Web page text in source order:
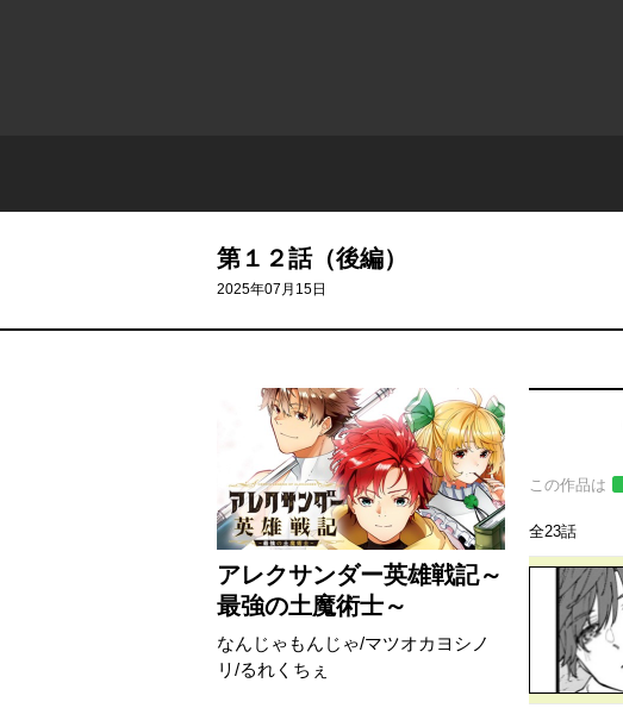
第１２話（後編）
2025年07月15日
アレクサンダー英雄戦記～
最強の土魔術士～
なんじゃもんじゃ/マツオカヨシノ
リ /るれくちぇ
この作品は
全23話